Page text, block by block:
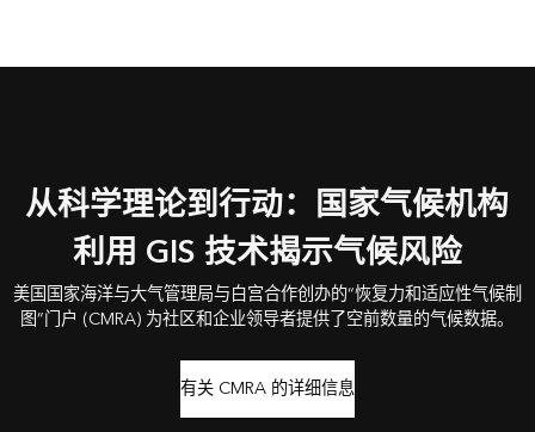
从科学理论到行动：国家气候机构
利用 GIS 技术揭示气候风险
美国国家海洋与大气管理局与白宫合作创办的“恢复力和适应性气候制
图”门户 (CMRA) 为社区和企业领导者提供了空前数量的气候数据。
有关 CMRA 的详细信息